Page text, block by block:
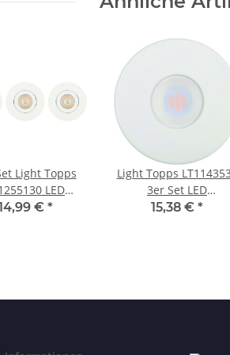
Light Topps
LED
€ *
Light Topps
3er Set LED
Einbaustrahler
15,38 € *